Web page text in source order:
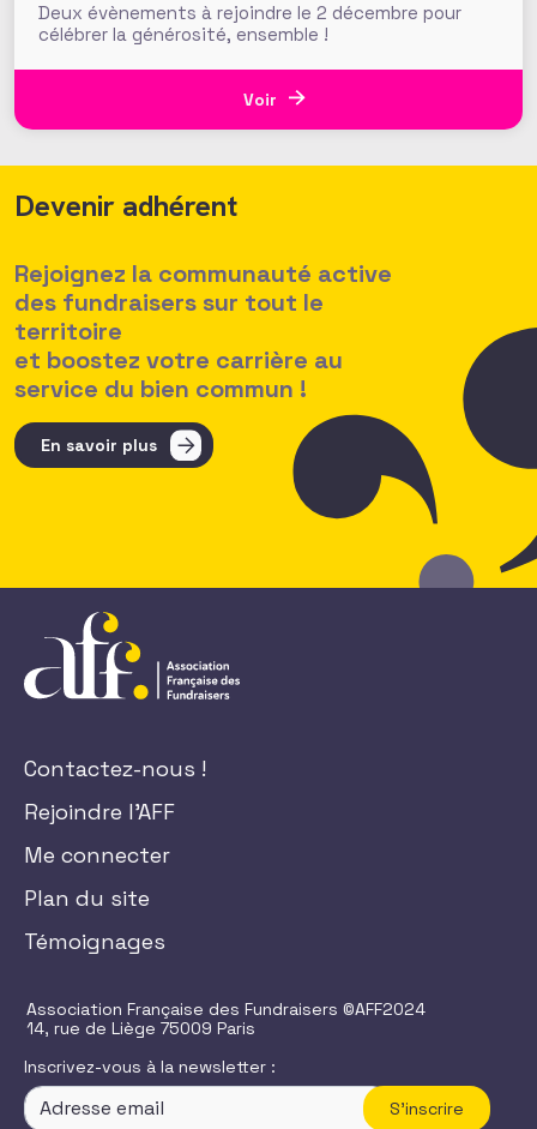
Deux évènements à rejoindre le 2 décembre pour
célébrer la générosité, ensemble !
Voir
Devenir adhérent
Rejoignez la communauté active
des fundraisers sur tout le
territoire
et boostez votre carrière au
service du bien commun !
En savoir plus
Contactez-nous !
Rejoindre l'AFF
Me connecter
Plan du site
Témoignages
Association Française des Fundraisers ©AFF2024
14, rue de Liège 75009 Paris
Inscrivez-vous à la newsletter :
S'inscrire